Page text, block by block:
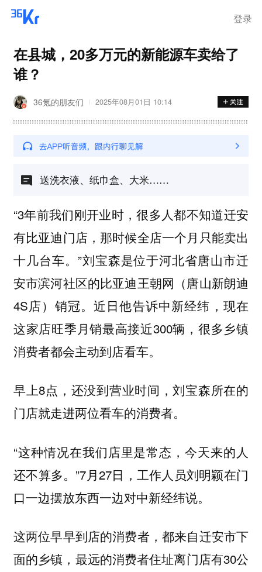
登录
在县城，20多万元的新能源车卖给了
谁？
36氪的朋友们 2025年08月01日 10:14
送洗衣液、纸巾盒、大米……
“3年前我们刚开业时，很多人都不知道迁安
有比亚迪门店，那时候全店一个月只能卖出
十几台车。”刘宝森是位于河北省唐山市迁
安市滨河社区的比亚迪王朝网（唐山新朗迪
4S店）销冠。近日他告诉中新经纬，现在
这家店旺季月销最高接近300辆，很多乡镇
消费者都会主动到店看车。
早上8点，还没到营业时间，刘宝森所在的
门店就走进两位看车的消费者。
“这种情况在我们店里是常态，今天来的人
还不算多。”7月27日，工作人员刘明颖在门
口一边摆放东西一边对中新经纬说。
这两位早早到店的消费者，都来自迁安市下
面的乡镇，最远的消费者住址离门店有30公